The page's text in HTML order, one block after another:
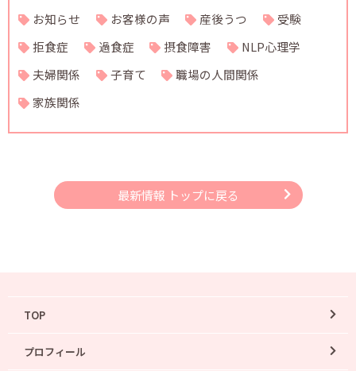
お知らせ
お客様の声 産後うつ
受験
拒食症
過食症 摂食障害
NLP心理学
夫婦関係
子育て
職場の人間関係
家族関係
最新情報 トップに戻る
TOP
プロフィール